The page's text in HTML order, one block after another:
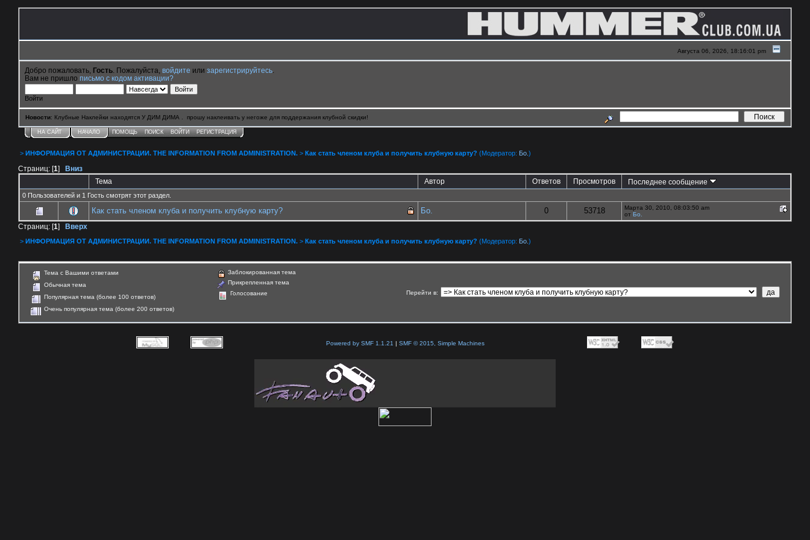
Августа 06, 2026, 18:16:01 pm
Добро пожаловать, Гость . Пожалуйста, войдите или зарегистрируйтесь
Вам не пришло письмо с кодом активации?
Войти
Новости: Клубные Наклейки находятся У ДИМ ДИМА . прошу наклеивать у негоже для поддержания клубной скидки!
НА САЙТ НАЧАЛО ПОМОЩЬ ПОИСК ВОЙТИ РЕГИСТРАЦИЯ
> ИНФОРМАЦИЯ ОТ АДМИНИСТРАЦИИ. THE INFORMATION FROM ADMINISTRATION. > Как стать членом клуба и получить клубную карту? (Модератор: Бо. )
Страниц: [1] Вниз
Тема
Автор Ответов Просмотров Последнее сообщение
0 Пользователей и 1 Гость смотрят этот раздел.
Как стать членом клуба и получить клубную карту? Бо. 0 53718
Марта 30, 2010, 08:03:50 am
от Бо.
Страниц: [1] Вверх
> ИНФОРМАЦИЯ ОТ АДМИНИСТРАЦИИ. THE INFORMATION FROM ADMINISTRATION. > Как стать членом клуба и получить клубную карту? (Модератор: Бо. )
Тема с Вашими ответами
Обычная тема
Популярная тема (более 100 ответов)
Очень популярная тема (более 200 ответов)
Заблокированная тема
Прикрепленная тема
Голосование
Перейти в:
Powered by SMF 1.1.21 | SMF © 2015, Simple Machines